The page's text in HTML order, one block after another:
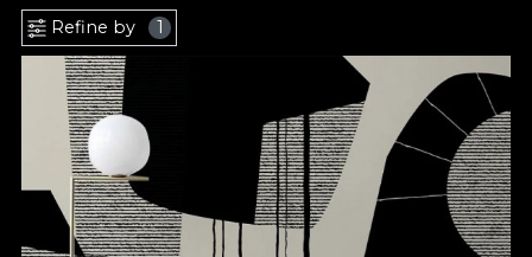
Refine by 1